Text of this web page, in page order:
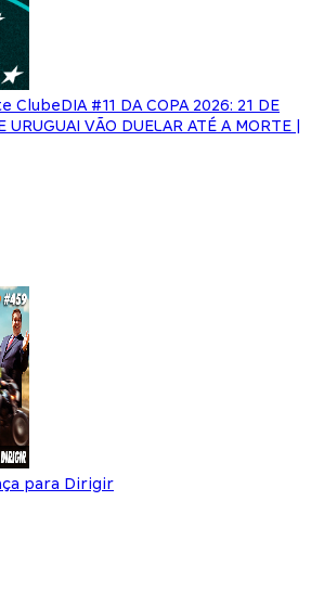
ClubeDIA #11 DA COPA 2026: 21 DE
VÃO DUELAR ATÉ A MORTE |
para Dirigir